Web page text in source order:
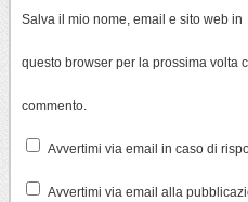
Salva il mio nome, email e sito web in
questo browser per la prossima volta
commento.
Avvertimi via email in caso di
Avvertimi via email alla